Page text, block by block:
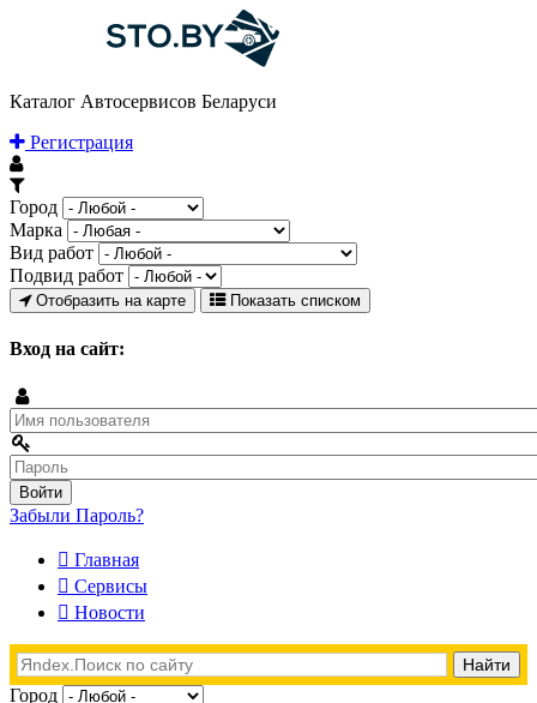
Каталог Автосервисов Беларуси
Регистрация
Город
Марка
Вид работ
Подвид работ
Отобразить на карте Показать списком
Вход на сайт:
Забыли Пароль?
Главная
Сервисы
Новости
Город